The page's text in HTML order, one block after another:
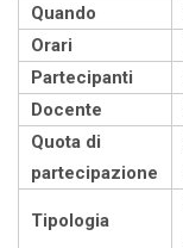
Quando
Orari
Partecipanti
Docente
Quota di
partecipazione
Tipologia